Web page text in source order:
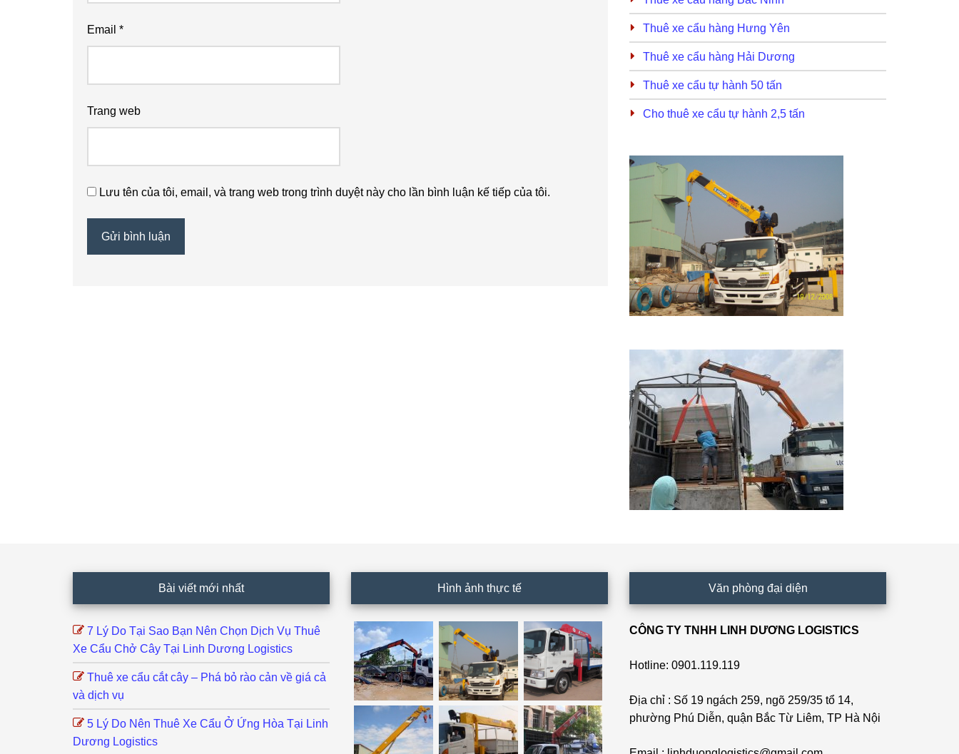
Email *
Trang web
Lưu tên của tôi, email, và trang web trong trình duyệt này cho lần bình luận kế tiếp của tôi.
Thuê xe cẩu hàng Hưng Yên
Thuê xe cẩu hàng Hải Dương
Thuê xe cẩu tự hành 50 tấn
Cho thuê xe cẩu tự hành 2,5 tấn
Bài viết mới nhất
7 Lý Do Tại Sao Bạn Nên Chọn Dịch Vụ Thuê
Xe Cẩu Chở Cây Tại Linh Dương Logistics
Thuê xe cẩu cắt cây – Phá bỏ rào cản về giá cả
và dịch vụ
5 Lý Do Nên Thuê Xe Cẩu Ở Ứng Hòa Tại Linh
Dương Logistics
Hình ảnh thực tế Văn phòng đại diện
CÔNG TY TNHH LINH DƯƠNG LOGISTICS
Hotline: 0901.119.119
Địa chỉ : Số 19 ngách 259, ngõ 259/35 tổ 14,
phường Phú Diễn, quận Bắc Từ Liêm, TP Hà Nội